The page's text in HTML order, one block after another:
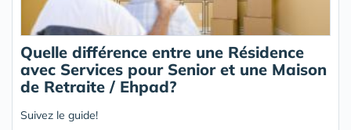
Quelle différence entre une Résidence
avec Services pour Senior et une Maison
de Retraite / Ehpad?
Suivez le guide!